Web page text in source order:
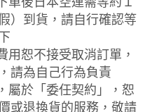
）到貨，請自行確認等
用恕不接受取消訂單，
請為自己行為負責
屬於「委任契約」，恕
或退換貨的服務，敬請